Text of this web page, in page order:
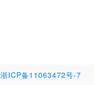
浙ICP备11063472号-7